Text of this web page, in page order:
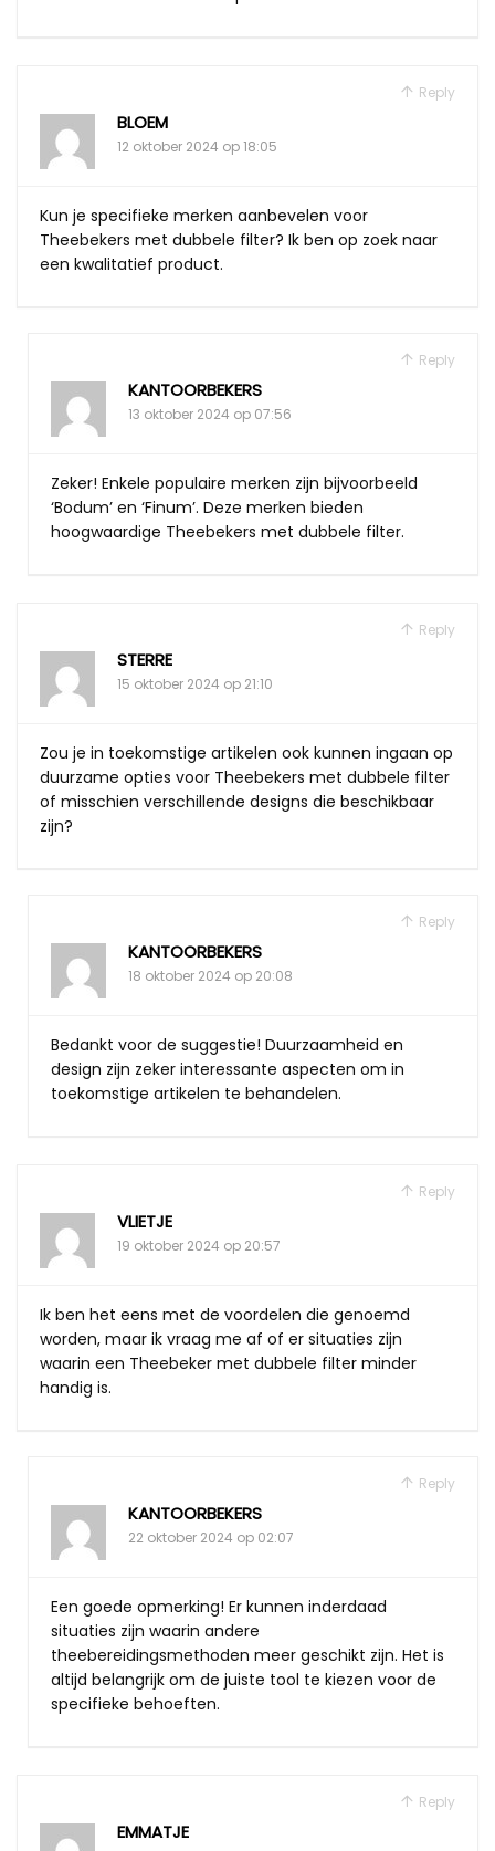
Reply
BLOEM
12 oktober 2024 op 18:05
Kun je specifieke merken aanbevelen voor
Theebekers met dubbele filter? Ik ben op zoek naar
een kwalitatief product.
Reply
KANTOORBEKERS
13 oktober 2024 op 07:56
Zeker! Enkele populaire merken zijn bijvoorbeeld
‘Bodum’ en ‘Finum’. Deze merken bieden
hoogwaardige Theebekers met dubbele filter.
Reply
STERRE
15 oktober 2024 op 21:10
Zou je in toekomstige artikelen ook kunnen ingaan op
duurzame opties voor Theebekers met dubbele filter
of misschien verschillende designs die beschikbaar
zijn?
Reply
KANTOORBEKERS
18 oktober 2024 op 20:08
Bedankt voor de suggestie! Duurzaamheid en
design zijn zeker interessante aspecten om in
toekomstige artikelen te behandelen.
Reply
VLIETJE
19 oktober 2024 op 20:57
Ik ben het eens met de voordelen die genoemd
worden, maar ik vraag me af of er situaties zijn
waarin een Theebeker met dubbele filter minder
handig is.
Reply
KANTOORBEKERS
22 oktober 2024 op 02:07
Een goede opmerking! Er kunnen inderdaad
situaties zijn waarin andere
theebereidingsmethoden meer geschikt zijn. Het is
altijd belangrijk om de juiste tool te kiezen voor de
specifieke behoeften.
Reply
EMMATJE